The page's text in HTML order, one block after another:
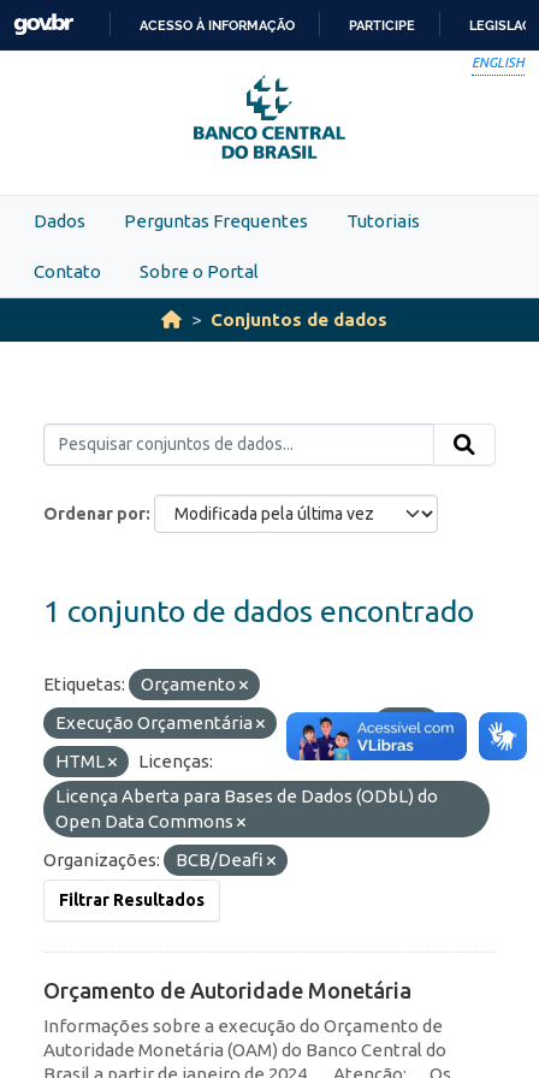
Skip to main content
PARA
O
CONTEÚDO
ACESSO À INFORMAÇÃO PARTICIPE
ENGLISH
Dados Perguntas Frequentes Tutoriais
Contato Sobre o Portal
Conjuntos de dados
Ordenar por
1 conjunto de dados encontrado
Etiquetas:
Orçamento
Execução Orçamentária
Formatos:
API
HTML
Licenças:
Licença Aberta para Bases de Dados (ODbL) do
Open Data Commons
Organizações:
BCB/Deafi
Filtrar Resultados
Orçamento de Autoridade Monetária
Informações sobre a execução do Orçamento de
Autoridade Monetária (OAM) do Banco Central do